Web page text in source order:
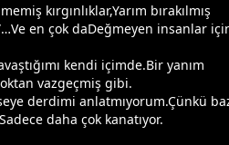
kırgınlıklar,Yarım bırakılmış
en çok daDeğmeyen insanlar
tığımı kendi içimde.Bir yanım
vazgeçmiş gibi.
derdimi anlatmıyorum.Çünkü
daha çok kanatıyor.